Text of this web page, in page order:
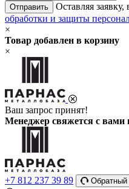
Отправить Оставляя заявку,
обработки и защиты
×
Товар добавлен в корзину
×
Ваш запрос принят!
Менеджер свяжется с
+7 812 237 39 89 Обратный